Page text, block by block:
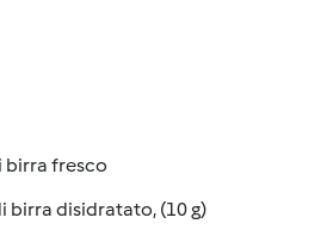
birra fresco
birra disidratato, (10 g)